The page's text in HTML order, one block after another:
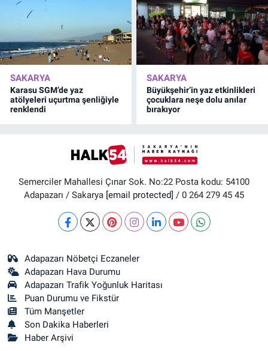
SAKARYA
Karasu SGM’de yaz
atölyeleri uçurtma şenliğiyle
renklendi
SAKARYA
Büyükşehir’in yaz etkinlikleri
çocuklara neşe dolu anılar
bırakıyor
Semerciler Mahallesi Çınar Sok. No:22 Posta kodu: 54100
Adapazarı / Sakarya [email protected] / 0 264 279 45 45
Adapazarı Nöbetçi Eczaneler
Adapazarı Hava Durumu
Adapazarı Trafik Yoğunluk Haritası
Puan Durumu ve Fikstür
Tüm Manşetler
Son Dakika Haberleri
Haber Arşivi